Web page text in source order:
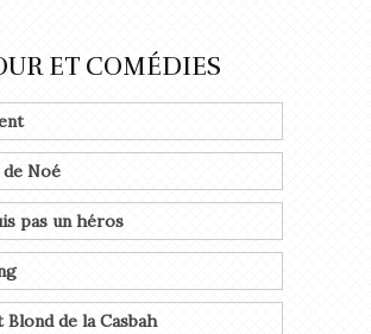
ET COMÉDIES
Noé
pas un héros
de la Casbah